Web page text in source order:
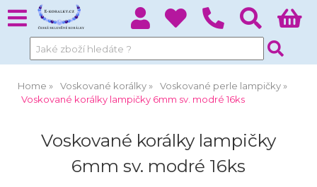
Home Voskované korálky
Voskované perle lampičky
Voskované korálky lampičky 6mm sv. modré 16ks
Voskované korálky lampičky
6mm sv. modré 16ks